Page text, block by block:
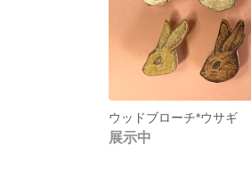
ウッドブローチ*ウサギ
展示中